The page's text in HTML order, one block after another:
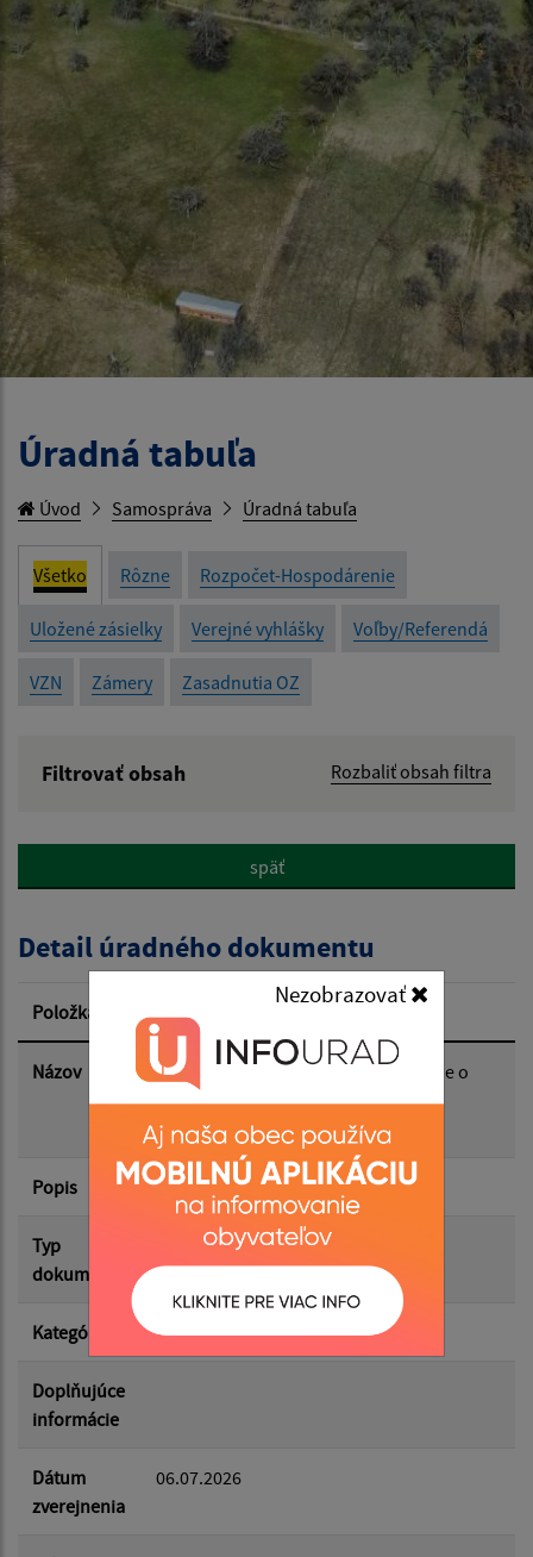
Nezobrazovať
Úradná tabuľa
Úvod Samospráva Úradná tabuľa
Všetko Rôzne Rozpočet-Hospodárenie
Uložené zásielky Verejné vyhlášky Voľby/Referendá
VZN Zámery Zasadnutia OZ
Filtrovať obsah Rozbaliť obsah filtra
Popis:
Dátum zverejnenia od:
Dátum zverejnenia do:
Filtrovať Reset
späť
Detail úradného dokumentu
Položka Informácia
Názov
Zápisnica okrskovej volebnej komisie o
priebehu a výsledku hlasovania vo
volebnom okrsku v referende
Popis sobota 4. júla 2026
Typ
dokumentu
Voľby/Referendá
Kategória Referendá
Doplňujúce
informácie
Dátum
zverejnenia
06.07.2026